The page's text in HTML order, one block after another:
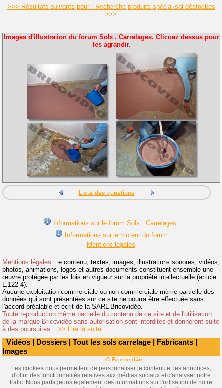
Vidéos | Dossiers | Tout les sols carrelage | Fabricants |
Images
>>> Résultats suivants pour : Recherche produits spécial sol déstockés
>>>
Images d'illustration du forum Sols . Carrelages. Cliquez dessus pour
les agrandir.
Liste des questions
Informations sur le forum Sols . Carrelages
Informations sur le moteur du forum
Mentions légales
Mentions légales : Le contenu, textes, images, illustrations sonores, vidéos,
photos, animations, logos et autres documents constituent ensemble une
œuvre protégée par les lois en vigueur sur la propriété intellectuelle (article
L.122-4).
Aucune exploitation commerciale ou non commerciale même partielle des
données qui sont présentées sur ce site ne pourra être effectuée sans
l'accord préalable et écrit de la SARL Bricovidéo.
Toute reproduction même partielle du contenu de ce site et de l'utilisation
de la marque Bricovidéo sans autorisation sont interdites et donneront suite
à des poursuites. >> Lire la suite
© Bricovidéo
Les cookies nous permettent de personnaliser le contenu et les annonces,
d'offrir des fonctionnalités relatives aux médias sociaux et d'analyser notre
trafic. Nous partageons également des informations sur l'utilisation de notre